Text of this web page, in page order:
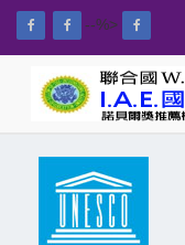
--%>